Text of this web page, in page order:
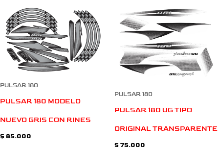
PULSAR 180
PULSAR 180 MODELO
NUEVO GRIS CON RINES
$ 85.000
PULSAR 180
PULSAR 180 UG TIPO
ORIGINAL TRANSPARENTE
$ 75.000